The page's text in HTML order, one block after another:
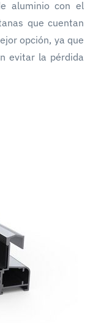
aluminio con el
que cuentan
opción, ya que
evitar la pérdida